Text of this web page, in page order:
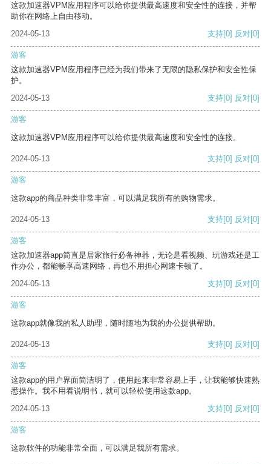
这款加速器VPM应用程序可以给你提供最高速度和安全性的连接，并帮
助你在网络上自由移动。
2024-05-13
支持[0] 反对[0]
游客
这款加速器VPM应用程序已经为我们带来了无限的隐私保护和安全性保
护。
2024-05-13
支持[0] 反对[0]
游客
这款加速器VPM应用程序可以给你提供最高速度和安全性的连接。
2024-05-13 支持[0] 反对[0]
游客
这款app的商品种类非常丰富，可以满足我所有的购物需求。
2024-05-13 支持[0] 反对[0]
游客
这款加速器app简直是居家旅行必备神器，无论是看视频、玩游戏还是工
作办公，都能畅享高速网络，再也不用担心网速卡顿了。
2024-05-13
支持[0] 反对[0]
游客
这款app就像我的私人助理，随时随地为我的办公提供帮助。
2024-05-13 支持[0] 反对[0]
游客
这款app的用户界面简洁明了，使用起来非常容易上手，让我能够快速熟
悉操作。我不用看说明书，就可以轻松使用这款app。
2024-05-13
支持[0] 反对[0]
游客
这款软件的功能非常全面，可以满足我所有需求。